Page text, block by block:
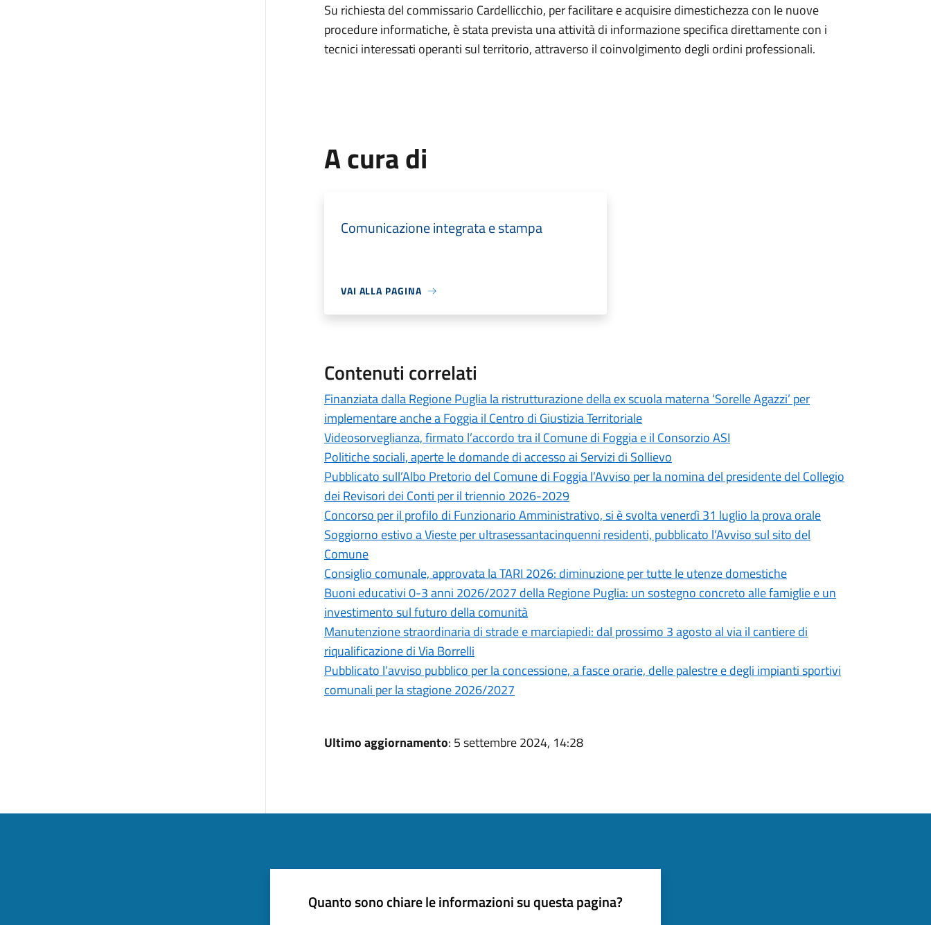
Su richiesta del commissario Cardellicchio, per facilitare e acquisire dimestichezza con le nuove
procedure informatiche, è stata prevista una attività di informazione specifica direttamente con i
tecnici interessati operanti sul territorio, attraverso il coinvolgimento degli ordini professionali.
A cura di
Comunicazione integrata e stampa
VAI ALLA PAGINA
Contenuti correlati
Finanziata dalla Regione Puglia la ristrutturazione della ex scuola materna ‘Sorelle Agazzi’ per
implementare anche a Foggia il Centro di Giustizia Territoriale
Videosorveglianza, firmato l’accordo tra il Comune di Foggia e il Consorzio ASI
Politiche sociali, aperte le domande di accesso ai Servizi di Sollievo
Pubblicato sull’Albo Pretorio del Comune di Foggia l’Avviso per la nomina del presidente del Collegio
dei Revisori dei Conti per il triennio 2026-2029
Concorso per il profilo di Funzionario Amministrativo, si è svolta venerdì 31 luglio la prova orale
Soggiorno estivo a Vieste per ultrasessantacinquenni residenti, pubblicato l’Avviso sul sito del
Comune
Consiglio comunale, approvata la TARI 2026: diminuzione per tutte le utenze domestiche
Buoni educativi 0-3 anni 2026/2027 della Regione Puglia: un sostegno concreto alle famiglie e un
investimento sul futuro della comunità
Manutenzione straordinaria di strade e marciapiedi: dal prossimo 3 agosto al via il cantiere di
riqualificazione di Via Borrelli
Pubblicato l’avviso pubblico per la concessione, a fasce orarie, delle palestre e degli impianti sportivi
comunali per la stagione 2026/2027
Ultimo aggiornamento: 5 settembre 2024, 14:28
Quanto sono chiare le informazioni su questa pagina?